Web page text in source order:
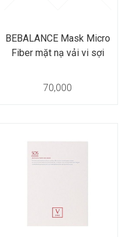
BEBALANCE Mask Micro
Fiber mặt nạ vải vi sợi
70,000